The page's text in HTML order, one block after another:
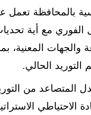
بالمحافظة تعمل
الفوري مع أية
والجهات المعنية،
الحالي.
المتصاعد من
الاحتياطي